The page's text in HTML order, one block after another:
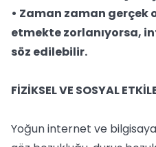
• Zaman zaman gerçek
etmekte zorlanıyorsa,
söz edilebilir.
FİZİKSEL VE SOSYAL
Yoğun internet ve